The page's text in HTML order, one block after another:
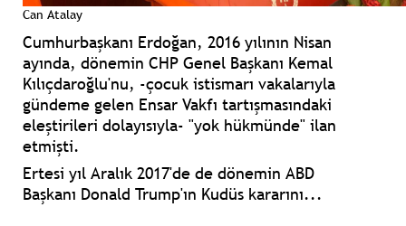
Can Atalay
Cumhurbaşkanı Erdoğan, 2016 yılının Nisan
ayında, dönemin CHP Genel Başkanı Kemal
Kılıçdaroğlu'nu, -çocuk istismarı vakalarıyla
gündeme gelen Ensar Vakfı tartışmasındaki
eleştirileri dolayısıyla- "yok hükmünde" ilan
etmişti.
Ertesi yıl Aralık 2017'de de dönemin ABD
Başkanı Donald Trump'ın Kudüs kararını...